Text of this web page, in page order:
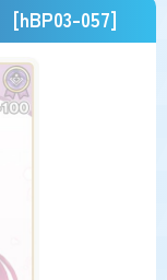
[hBP03-057]